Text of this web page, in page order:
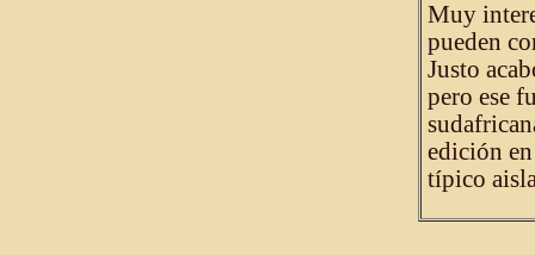
Muy
pueden
Justo
pero ese
edición
típico